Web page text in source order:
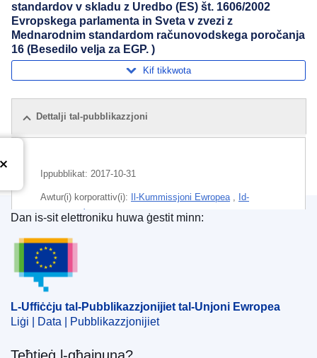
standardov v skladu z Uredbo (ES) št. 1606/2002
Evropskega parlamenta in Sveta v zvezi z
Mednarodnim standardom računovodskega poročanja
16 (Besedilo velja za EGP. )
Kif tikkwota
Dettalji tal-pubblikazzjoni
Ippubblikat: 2017-10-31
Awtur(i) korporattiv(i): Il-Kummissjoni Ewropea , Id-
Direttorat Ġenerali għall-Istabilità Finanzjarja, is-Servizzi
Ewropea
Suġġett:
xiri bin-nifs
L-Uffiċċju tal-Pubblikazzjonijiet tal-Unjoni
Dan is-sit elettroniku huwa ġestit minn:
L-Uffiċċju tal-Pubblikazzjonijiet tal-Unjoni Ewropea
Liġi | Data | Pubblikazzjonijiet